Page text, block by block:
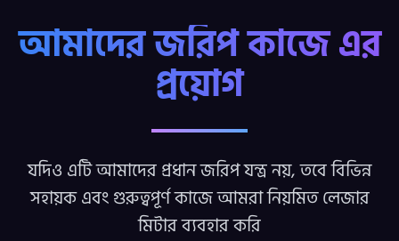
আমাদের জরিপ কাজে এর
প্রয়োগ
যদিও এটি আমাদের প্রধান জরিপ যন্ত্র নয়, তবে বিভিন্ন
সহায়ক এবং গুরুত্বপূর্ণ কাজে আমরা নিয়মিত লেজার
মিটার ব্যবহার করি